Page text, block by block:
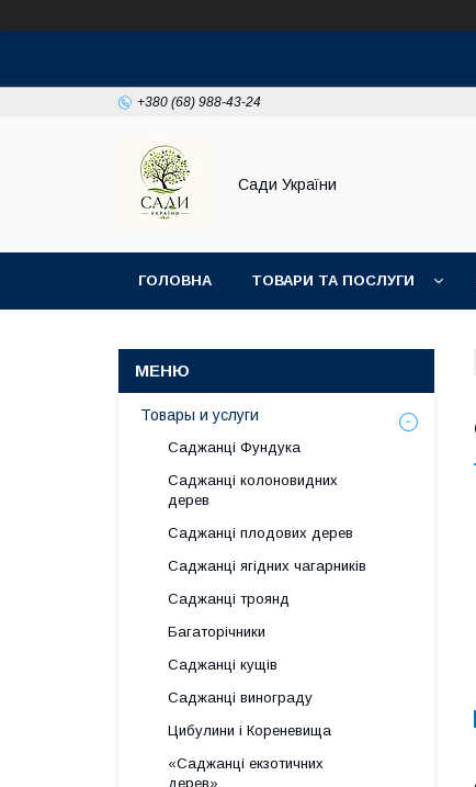
+380 (68) 988-43-24
Сади України
ГОЛОВНА ТОВАРИ ТА ПОСЛУГИ
Товары и услуги
Саджанці Фундука
Саджанці колоновидних
дерев
Саджанці плодових дерев
Саджанці ягідних чагарників
Саджанці троянд
Багаторічники
Саджанці кущів
Саджанці винограду
Цибулини і Кореневища
«Саджанці екзотичних
дерев»